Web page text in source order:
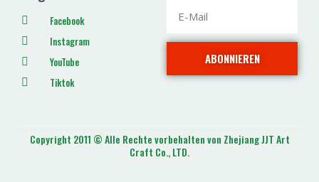
Facebook
Instagram
YouTube
Tiktok
ABONNIEREN
Copyright 2011 © Alle Rechte vorbehalten von Zhejiang JJT Art
Craft Co., LTD.